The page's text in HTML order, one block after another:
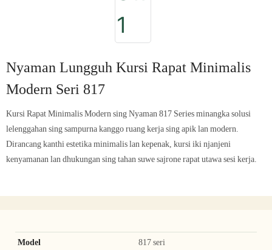
Nyaman Lungguh Kursi Rapat Minimalis
Modern Seri 817
Kursi Rapat Minimalis Modern sing Nyaman 817 Series minangka solusi
lelenggahan sing sampurna kanggo ruang kerja sing apik lan modern.
Dirancang kanthi estetika minimalis lan kepenak, kursi iki njanjeni
kenyamanan lan dhukungan sing tahan suwe sajrone rapat utawa sesi kerja.
Model 817 seri